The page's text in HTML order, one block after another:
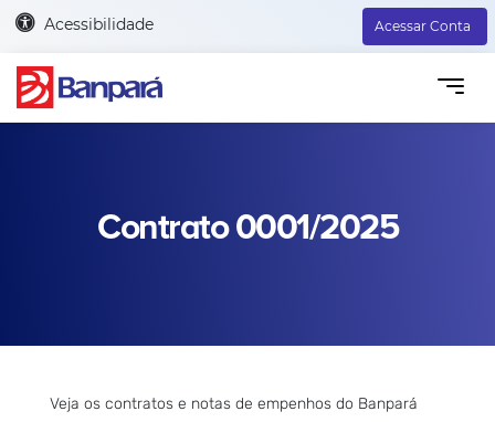
Acessibilidade Acessar Conta
Contrato 0001/2025
Veja os contratos e notas de empenhos do Banpará